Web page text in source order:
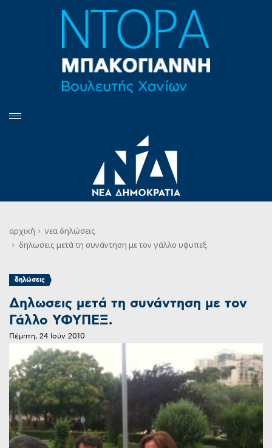
αρχική νεα δηλώσεις
δηλωσεις μετά τη συνάντηση με τον γάλλο υφυπεξ.
δηλώσεις
Δηλωσεις μετά τη συνάντηση με τον
Γάλλο ΥΦΥΠΕΞ.
Πέμπτη, 24 Ιούν 2010